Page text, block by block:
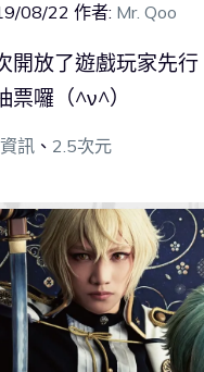
08/22 作者: Mr. Qoo
開放了遊戲玩家先
票囉（^ν^）
資訊、 2.5次元